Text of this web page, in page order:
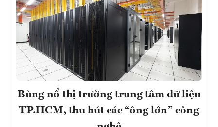
Bùng nổ thị trường trung tâm dữ liệu
TP.HCM, thu hút các “ông lớn” công